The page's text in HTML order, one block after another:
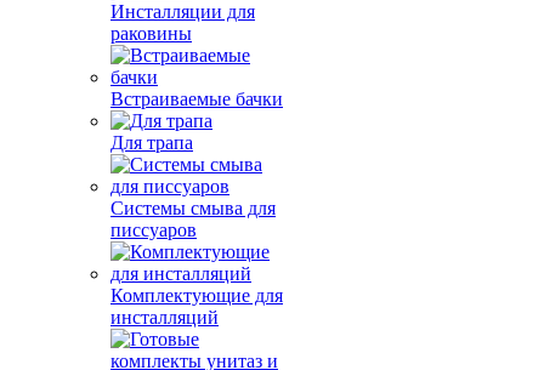
Инсталляции для
раковины
Встраиваемые бачки
Для трапа
Системы смыва для
писсуаров
Комплектующие для
инсталляций